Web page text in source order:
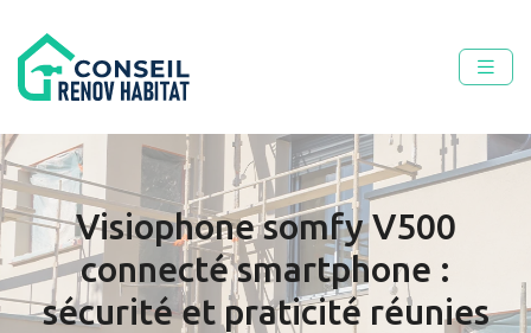
Visiophone somfy V500
connecté smartphone :
sécurité et praticité réunies